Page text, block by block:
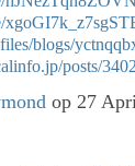
blogs/
posts/
op 27